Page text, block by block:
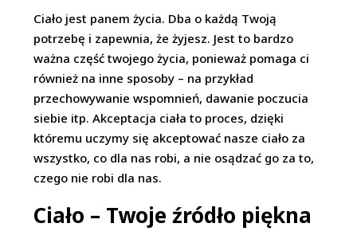
Ciało jest panem życia. Dba o każdą Twoją
potrzebę i zapewnia, że żyjesz. Jest to bardzo
ważna część twojego życia, ponieważ pomaga ci
również na inne sposoby – na przykład
przechowywanie wspomnień, dawanie poczucia
siebie itp. Akceptacja ciała to proces, dzięki
któremu uczymy się akceptować nasze ciało za
wszystko, co dla nas robi, a nie osądzać go za to,
czego nie robi dla nas.
Ciało – Twoje źródło piękna